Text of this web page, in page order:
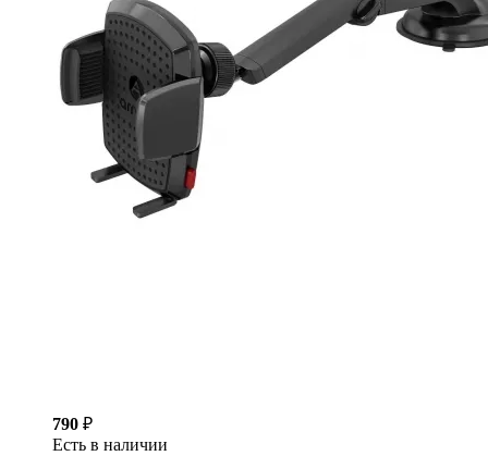
790 ₽
Есть в наличии